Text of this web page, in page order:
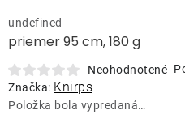
Doplnky
priemer 95 cm, 180 g
undefined
Neohodnotené
Značka: Knirps
Položka bola vypredaná…